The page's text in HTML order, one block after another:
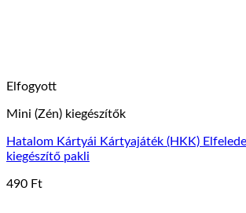
Elfogyott
Mini (Zén) kiegészítők
Hatalom Kártyái Kártyajáték (HKK)
kiegészítő pakli
490 Ft